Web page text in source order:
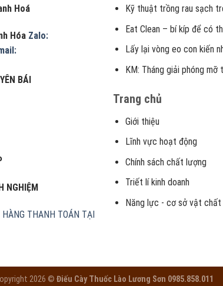
Hoá
Hóa Zalo:
BÁI
NGHIỆM
HÀNG THANH TOÁN TẠI
Kỹ thuật trồng rau sạch
Eat Clean – bí kíp để có
Lấy lại vòng eo con kiến
KM: Tháng giải phóng
Trang chủ
Giới thiệu
Lĩnh vực hoạt động
Chính sách chất lượng
Triết lí kinh doanh
Năng lực - cơ sở vật chất
2026 © Điếu Cày Thuốc Lào Lương Sơn 0985.858.011